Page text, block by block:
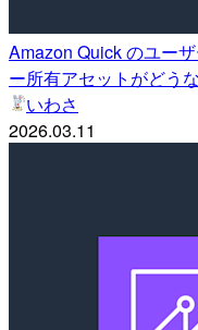
Amazon Quick のユー
ー所有アセットがどう
いわさ
2026.03.11